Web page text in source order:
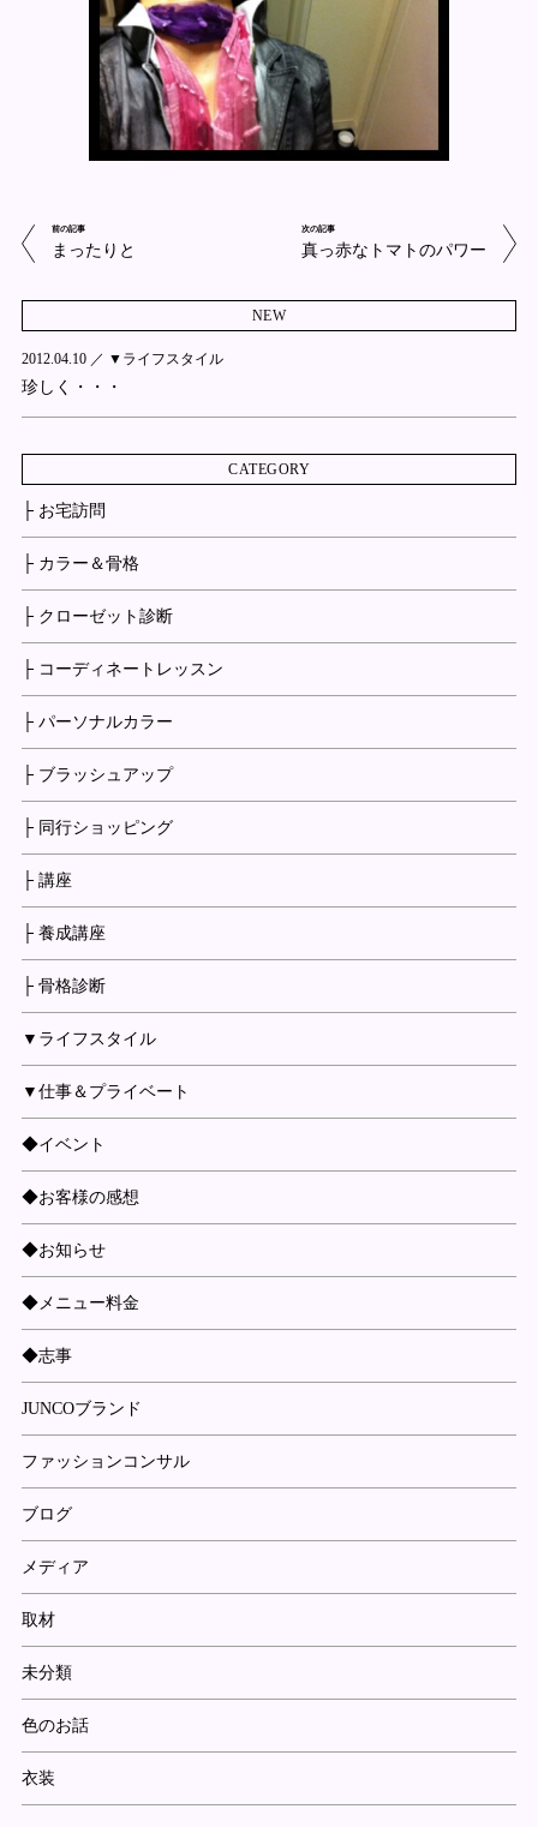
前の記事
まったりと
次の記事
真っ赤なトマトのパワー
NEW
2012.04.10 ／ ▼ライフスタイル
珍しく・・・
CATEGORY
├ お宅訪問
├ カラー＆骨格
├ クローゼット診断
├ コーディネートレッスン
├ パーソナルカラー
├ ブラッシュアップ
├ 同行ショッピング
├ 講座
├ 養成講座
├ 骨格診断
▼ライフスタイル
▼仕事＆プライベート
◆イベント
◆お客様の感想
◆お知らせ
◆メニュー料金
◆志事
JUNCOブランド
ファッションコンサル
ブログ
メディア
取材
未分類
色のお話
衣装